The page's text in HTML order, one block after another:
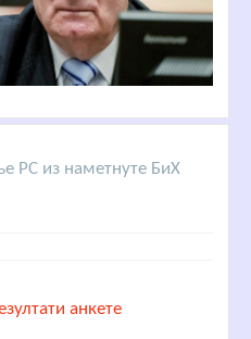
РС из наметнуте БиХ
анкете